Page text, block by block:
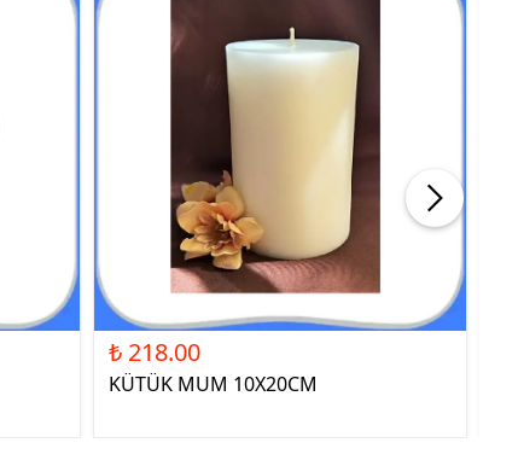
₺ 218.00
KÜTÜK MUM 10X20CM